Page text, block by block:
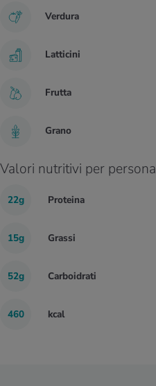
Verdura
Latticini
Frutta
Grano
Valori nutritivi per persona
22g Proteina
15g Grassi
52g Carboidrati
460 kcal